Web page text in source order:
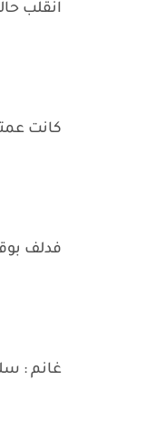
انقلب
كانت
فدلف
غانم :